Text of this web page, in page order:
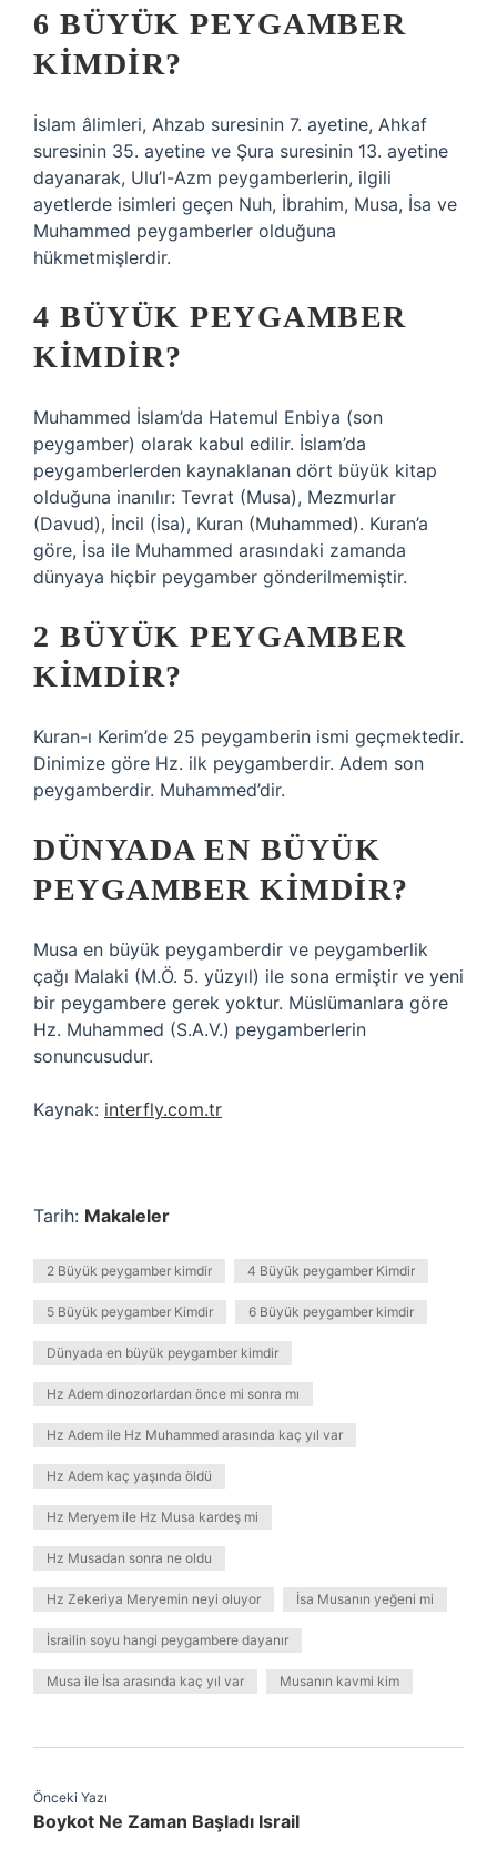
6 BÜYÜK PEYGAMBER
KIMDIR?
İslam âlimleri, Ahzab suresinin 7. ayetine, Ahkaf
suresinin 35. ayetine ve Şura suresinin 13. ayetine
dayanarak, Ulu’l-Azm peygamberlerin, ilgili
ayetlerde isimleri geçen Nuh, İbrahim, Musa, İsa ve
Muhammed peygamberler olduğuna
hükmetmişlerdir.
4 BÜYÜK PEYGAMBER
KIMDIR?
Muhammed İslam’da Hatemul Enbiya (son
peygamber) olarak kabul edilir. İslam’da
peygamberlerden kaynaklanan dört büyük kitap
olduğuna inanılır: Tevrat (Musa), Mezmurlar
(Davud), İncil (İsa), Kuran (Muhammed). Kuran’a
göre, İsa ile Muhammed arasındaki zamanda
dünyaya hiçbir peygamber gönderilmemiştir.
2 BÜYÜK PEYGAMBER
KIMDIR?
Kuran-ı Kerim’de 25 peygamberin ismi geçmektedir.
Dinimize göre Hz. ilk peygamberdir. Adem son
peygamberdir. Muhammed’dir.
DÜNYADA EN BÜYÜK
PEYGAMBER KIMDIR?
Musa en büyük peygamberdir ve peygamberlik
çağı Malaki (M.Ö. 5. yüzyıl) ile sona ermiştir ve yeni
bir peygambere gerek yoktur. Müslümanlara göre
Hz. Muhammed (S.A.V.) peygamberlerin
sonuncusudur.
Kaynak: interfly.com.tr
Tarih: Makaleler
2 Büyük peygamber kimdir 4 Büyük peygamber Kimdir
5 Büyük peygamber Kimdir 6 Büyük peygamber kimdir
Dünyada en büyük peygamber kimdir
Hz Adem dinozorlardan önce mi sonra mı
Hz Adem ile Hz Muhammed arasında kaç yıl var
Hz Adem kaç yaşında öldü
Hz Meryem ile Hz Musa kardeş mi
Hz Musadan sonra ne oldu
Hz Zekeriya Meryemin neyi oluyor İsa Musanın yeğeni mi
İsrailin soyu hangi peygambere dayanır
Musa ile İsa arasında kaç yıl var Musanın kavmi kim
Önceki Yazı
Boykot Ne Zaman Başladı Israil